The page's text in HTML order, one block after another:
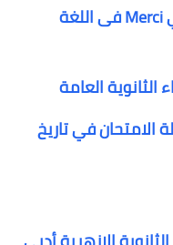
تحميل إجابات كتاب الشرح ميرسي Merci فى اللغة
العامة
الامتحان في تاريخ